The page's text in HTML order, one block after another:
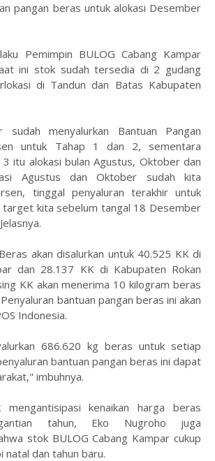
pangan beras untuk alokasi Desember
Pemimpin BULOG Cabang Kampar
ini stok sudah tersedia di 2 gudang
di Tandun dan Batas Kabupaten
sudah menyalurkan Bantuan Pangan
untuk Tahap 1 dan 2, sementara
itu alokasi bulan Agustus, Oktober dan
Agustus dan Oktober sudah kita
tinggal penyaluran terakhir untuk
target kita sebelum tangal 18 Desember
akan disalurkan untuk 40.525 KK di
dan 28.137 KK di Kabupaten Rokan
KK akan menerima 10 kilogram beras
bantuan pangan beras ini akan
Indonesia.
686.620 kg beras untuk setiap
bantuan pangan beras ini dapat
imbuhnya.
kenaikan harga beras
tahun, Eko Nugroho juga
stok BULOG Cabang Kampar cukup
natal dan tahun baru.